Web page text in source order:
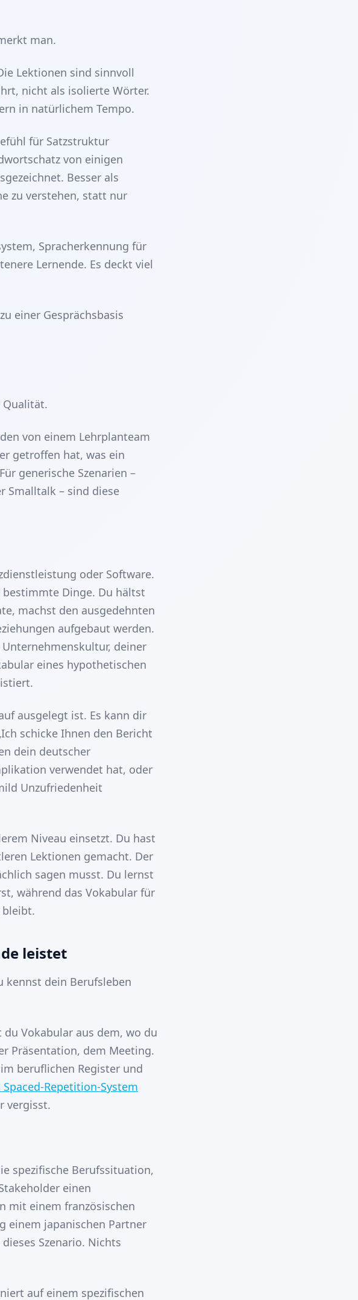
man.
Lektionen sind sinnvoll
nicht als isolierte Wörter.
in natürlichem Tempo.
für Satzstruktur
von einigen
Besser als
zu verstehen, statt nur
Spracherkennung für
Lernende. Es deckt viel
einer Gesprächsbasis
Qualität.
von einem Lehrplanteam
getroffen hat, was ein
generische Szenarien –
Smalltalk – sind diese
oder Software.
Dinge. Du hältst
machst den ausgedehnten
aufgebaut werden.
deiner
eines hypothetischen
ausgelegt ist. Es kann dir
schicke Ihnen den Bericht
dein deutscher
verwendet hat, oder
Unzufriedenheit
Niveau einsetzt. Du hast
Lektionen gemacht. Der
sagen musst. Du lernst
während das Vokabular für
leistet
kennst dein Berufsleben
Vokabular aus dem, wo du
Präsentation, dem Meeting.
beruflichen Register und
Spaced-Repetition-System
vergisst.
spezifische Berufssituation,
einen
mit einem französischen
einem japanischen Partner
Szenario. Nichts
auf einem spezifischen